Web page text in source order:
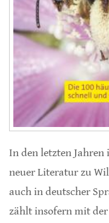
In den letzten Jahren
neuer Literatur zu
auch in deutscher
zählt insofern mit